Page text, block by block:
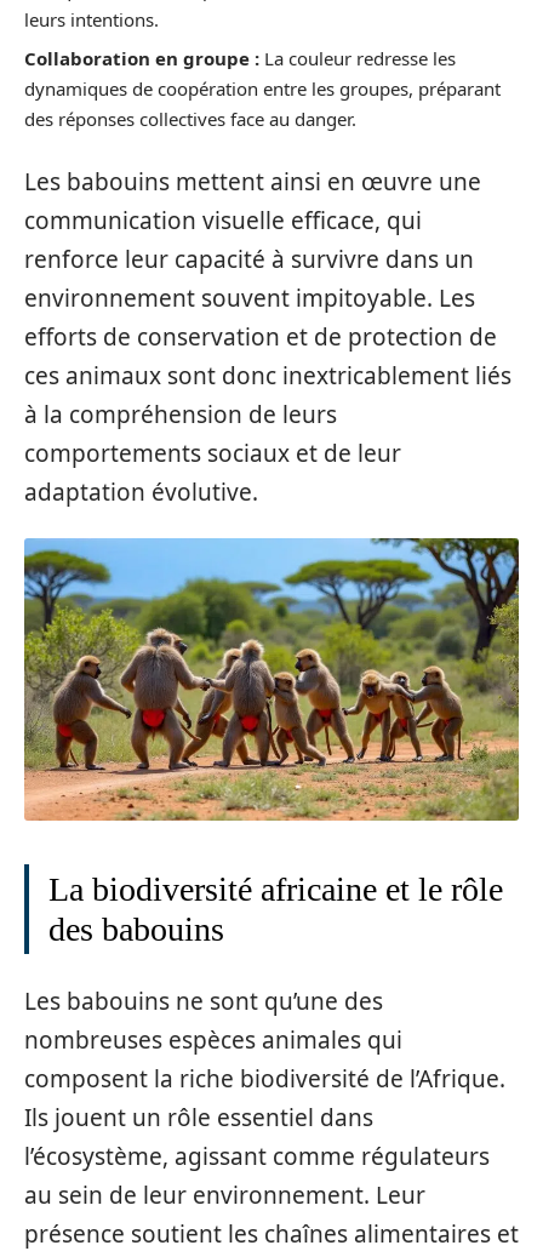
leurs intentions.
Collaboration en groupe : La couleur redresse les
dynamiques de coopération entre les groupes, préparant
des réponses collectives face au danger.
Les babouins mettent ainsi en œuvre une
communication visuelle efficace, qui
renforce leur capacité à survivre dans un
environnement souvent impitoyable. Les
efforts de conservation et de protection de
ces animaux sont donc inextricablement liés
à la compréhension de leurs
comportements sociaux et de leur
adaptation évolutive.
La biodiversité africaine et le rôle
des babouins
Les babouins ne sont qu’une des
nombreuses espèces animales qui
composent la riche biodiversité de l’Afrique.
Ils jouent un rôle essentiel dans
l’écosystème, agissant comme régulateurs
au sein de leur environnement. Leur
présence soutient les chaînes alimentaires et